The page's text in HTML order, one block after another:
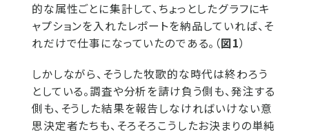
的な属性ごとに集計して、ちょっとしたグラフにキ
ャプションを入れたレポートを納品していれば、そ
れだけで仕事になっていたのである。（図1）
しかしながら、そうした牧歌的な時代は終わろう
としている。調査や分析を請け負う側も、発注する
側も、そうした結果を報告しなければいけない意
思決定者たちも、そろそろこうしたお決まりの単純